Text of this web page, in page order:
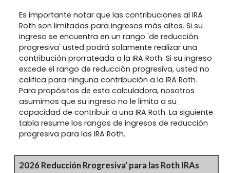
Es importante notar que las contribuciones al IRA
Roth son limitadas para ingresos más altos. Si su
ingreso se encuentra en un rango 'de reducción
progresiva' usted podrá solamente realizar una
contribución prorrateada a la IRA Roth. Si su ingreso
excede el rango de reducción progresiva, usted no
califica para ninguna contribución a la IRA Roth.
Para propósitos de esta calculadora, nosotros
asumimos que su ingreso no le limita a su
capacidad de contribuir a una IRA Roth. La siguiente
tabla resume los rangos de ingresos de reducción
progresiva para las IRA Roth.
2026 Reducción Rrogresiva' para las Roth IRAs